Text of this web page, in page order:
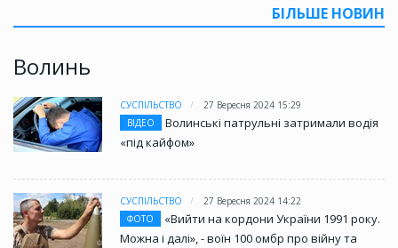
БІЛЬШЕ НОВИН
Волинь
СУСПІЛЬСТВО
27 Вересня 2024 15:29
ВІДЕО
Волинські патрульні затримали водія
«під кайфом»
СУСПІЛЬСТВО
27 Вересня 2024 14:22
ФОТО
«Вийти на кордони України 1991 року.
Можна і далі», - воїн 100 омбр про війну та